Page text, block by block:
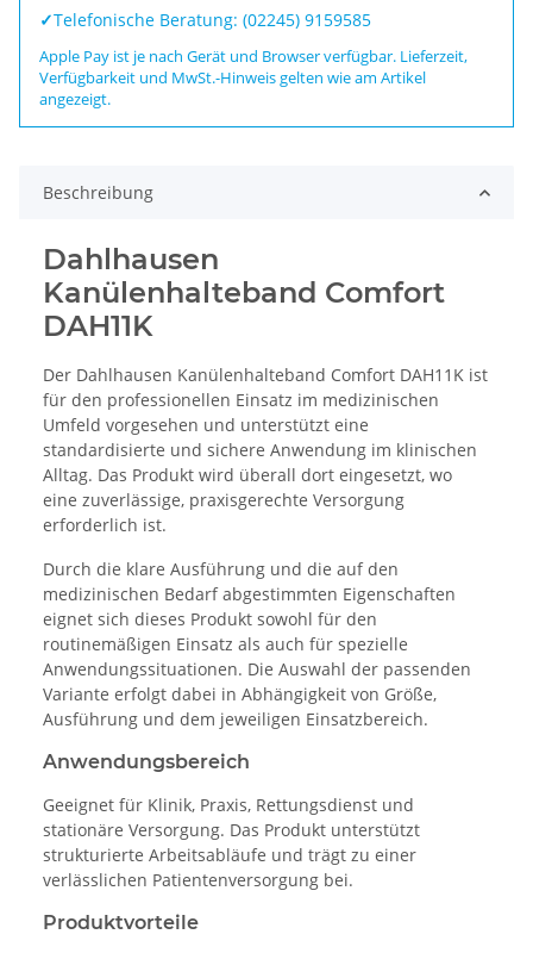
✓Telefonische Beratung: (02245) 9159585
Apple Pay ist je nach Gerät und Browser verfügbar. Lieferzeit,
Verfügbarkeit und MwSt.-Hinweis gelten wie am Artikel
angezeigt.
Beschreibung
Dahlhausen
Kanülenhalteband Comfort
DAH11K
Der Dahlhausen Kanülenhalteband Comfort DAH11K ist
für den professionellen Einsatz im medizinischen
Umfeld vorgesehen und unterstützt eine
standardisierte und sichere Anwendung im klinischen
Alltag. Das Produkt wird überall dort eingesetzt, wo
eine zuverlässige, praxisgerechte Versorgung
erforderlich ist.
Durch die klare Ausführung und die auf den
medizinischen Bedarf abgestimmten Eigenschaften
eignet sich dieses Produkt sowohl für den
routinemäßigen Einsatz als auch für spezielle
Anwendungssituationen. Die Auswahl der passenden
Variante erfolgt dabei in Abhängigkeit von Größe,
Ausführung und dem jeweiligen Einsatzbereich.
Anwendungsbereich
Geeignet für Klinik, Praxis, Rettungsdienst und
stationäre Versorgung. Das Produkt unterstützt
strukturierte Arbeitsabläufe und trägt zu einer
verlässlichen Patientenversorgung bei.
Produktvorteile